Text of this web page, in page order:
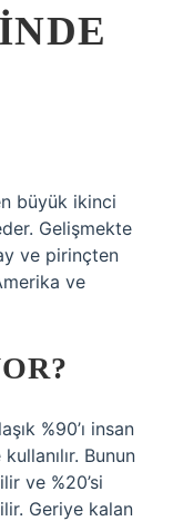
büyük ikinci
Gelişmekte
ve pirinçten
ve
%90’ı insan
Bunun
ve %20’si
Geriye kalan